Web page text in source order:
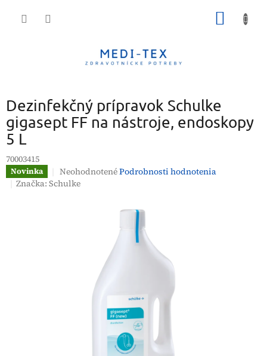
Dezinfekčný prípravok Schulke
gigasept FF na nástroje, endoskopy
5 L
70003415
Novinka
Priemerné
hodnotenie
NeohodnotenéPodrobnosti hodnotenia
Značka:Schulke